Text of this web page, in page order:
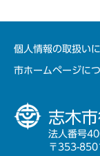
個人情報の取扱い
市ホームページに
志木
法人番号
〒353-